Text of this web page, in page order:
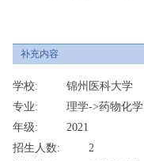
补充内容
学校: 锦州医科大学
专业: 理学->药物化学
年级: 2021
招生人数: 2